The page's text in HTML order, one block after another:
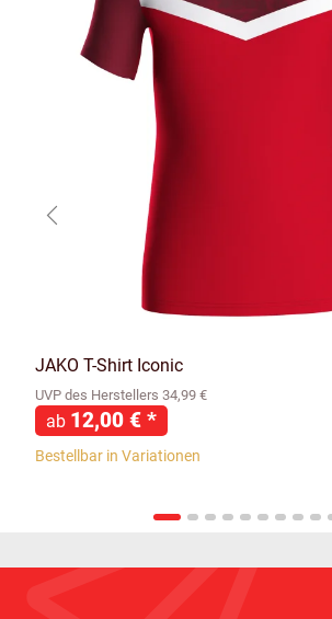
JAKO T-Shirt Iconic
UVP des Herstellers 34,99 €
ab 12,00 € *
Bestellbar in Variationen